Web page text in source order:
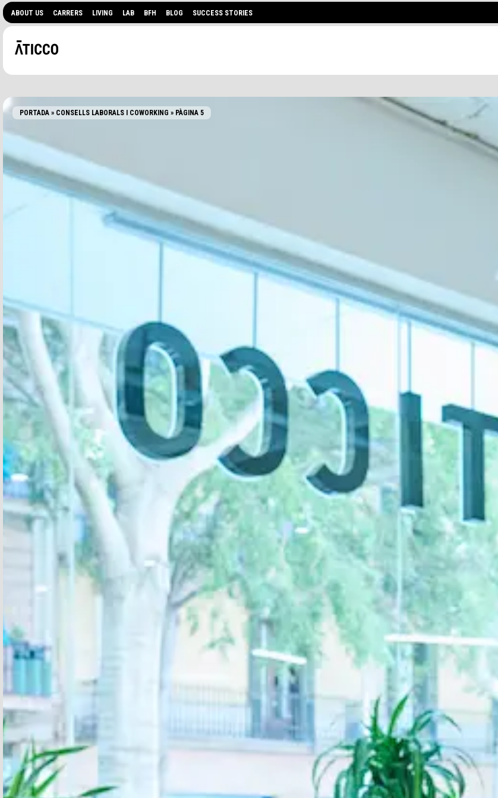
ABOUT US CARRERS LIVING LAB BFH BLOG SUCCESS STORIES
PORTADA » CONSELLS LABORALS I COWORKING » PÀGINA 5
BUSQUES UN ESPAI DE COWORKING O UNA
ESDEVENIMENTS?